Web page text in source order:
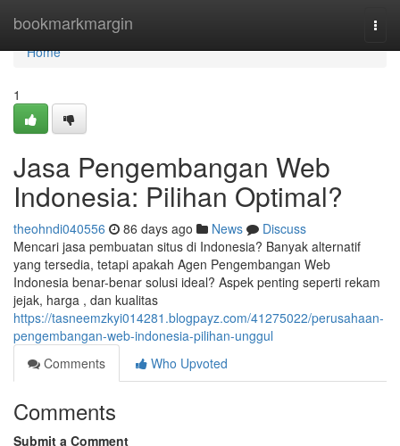
bookmarkmargin
Home
Home
1
Jasa Pengembangan Web
Indonesia: Pilihan Optimal?
theohndi040556 86 days ago News
Discuss
Mencari jasa pembuatan situs di Indonesia? Banyak alternatif
yang tersedia, tetapi apakah Agen Pengembangan Web
Indonesia benar-benar solusi ideal? Aspek penting seperti rekam
jejak, harga , dan kualitas
https://tasneemzkyi014281.blogpayz.com/41275022/perusahaan-
pengembangan-web-indonesia-pilihan-unggul
Comments
Who Upvoted
Comments
Submit a Comment